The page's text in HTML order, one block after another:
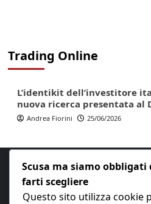
Trading Online
L’identikit dell’investitore
nuova ricerca presentata al
Andrea Fiorini 25/06/2026
Scusa ma siamo
farti scegliere
Questo sito utilizza cookie